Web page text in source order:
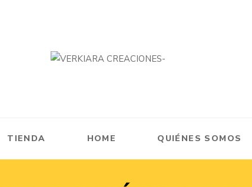
TIENDA HOME QUIÉNES SOMOS